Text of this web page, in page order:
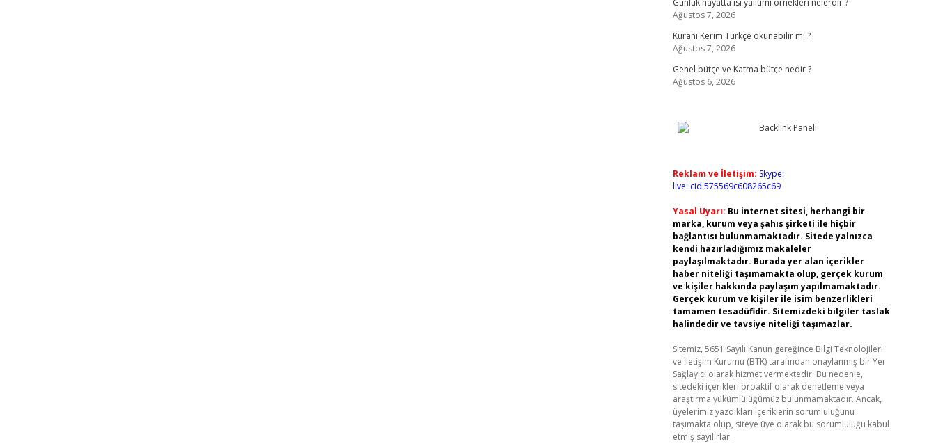
Günlük hayatta ısı yalıtımı örnekleri nelerdir ?
Ağustos 7, 2026
Kuranı Kerim Türkçe okunabilir mi ?
Ağustos 7, 2026
Genel bütçe ve Katma bütçe nedir ?
Ağustos 6, 2026
Reklam ve İletişim: Skype:
live:.cid.575569c608265c69
Yasal Uyarı: Bu internet sitesi, herhangi bir
marka, kurum veya şahıs şirketi ile hiçbir
bağlantısı bulunmamaktadır. Sitede yalnızca
kendi hazırladığımız makaleler
paylaşılmaktadır. Burada yer alan içerikler
haber niteliği taşımamakta olup, gerçek kurum
ve kişiler hakkında paylaşım yapılmamaktadır.
Gerçek kurum ve kişiler ile isim benzerlikleri
tamamen tesadüfidir. Sitemizdeki bilgiler taslak
halindedir ve tavsiye niteliği taşımazlar.
Sitemiz, 5651 Sayılı Kanun gereğince Bilgi Teknolojileri
ve İletişim Kurumu (BTK) tarafından onaylanmış bir Yer
Sağlayıcı olarak hizmet vermektedir. Bu nedenle,
sitedeki içerikleri proaktif olarak denetleme veya
araştırma yükümlülüğümüz bulunmamaktadır. Ancak,
üyelerimiz yazdıkları içeriklerin sorumluluğunu
taşımakta olup, siteye üye olarak bu sorumluluğu kabul
etmiş sayılırlar.